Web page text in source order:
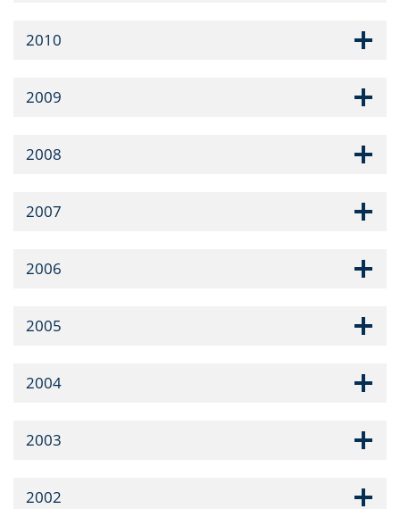
2010
2009
2008
2007
2006
2005
2004
2003
2002